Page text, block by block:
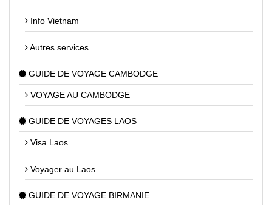
Info Vietnam
Autres services
GUIDE DE VOYAGE CAMBODGE
VOYAGE AU CAMBODGE
GUIDE DE VOYAGES LAOS
Visa Laos
Voyager au Laos
GUIDE DE VOYAGE BIRMANIE